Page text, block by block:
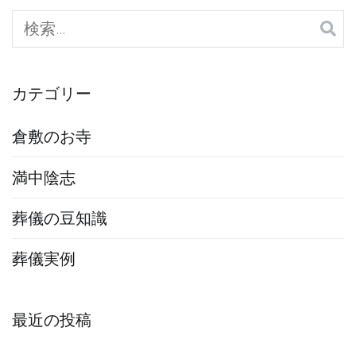
検
索:
カテゴリー
倉敷のお寺
満中陰志
葬儀の豆知識
葬儀実例
最近の投稿